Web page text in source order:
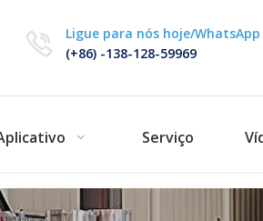
Ligue para nós hoje/WhatsApp
(+86) -138-128-59969
Serviço